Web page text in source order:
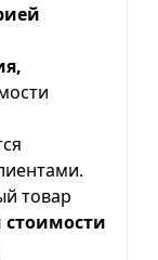
товар
стоимости